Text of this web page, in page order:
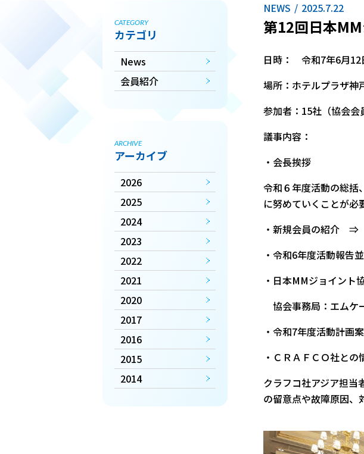
CATEGORY
カテゴリ
News
会員紹介
ARCHIVE
アーカイブ
2026
2025
2024
2023
2022
2021
2020
2017
2016
2015
2014
NEWS 2025.7.22
第12回日本
日時： 令和7年6月12
場所：ホテルプラザ
参加者：15社（協会会
議事内容：
・会長挨拶
令和６年度活動の総括
に努めていくことが必
・新規会員の紹介 ⇒
・令和6年度活動報告
・日本MMジョイント
協会事務局：エムケ
・令和7年度活動計画
・ＣＲＡＦＣＯ社との
クラフコ社アジア担当
の留意点や故障原因、